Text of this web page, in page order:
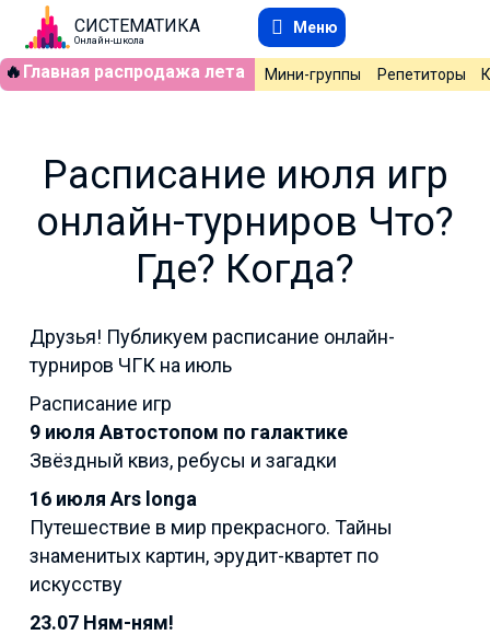
СИСТЕМАТИКА
Онлайн-школа
Меню
🔥 Главная распродажа лета Мини-группы Репетиторы
Расписание июля игр
онлайн-турниров Что?
Где? Когда?
Друзья! Публикуем расписание онлайн-
турниров ЧГК на июль
Расписание игр
9 июля Автостопом по галактике
Звёздный квиз, ребусы и загадки
16 июля Ars longa
Путешествие в мир прекрасного. Тайны
знаменитых картин, эрудит-квартет по
искусству
23.07 Ням-ням!